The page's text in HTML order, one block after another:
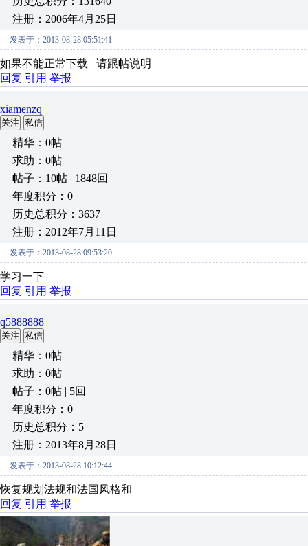
注册：2006年4月25日
发表于：2013-08-28 05:51:41
如果不能正常下载 请跟帖说明
回复 引用 举报
xiamenzq
关注 私信
精华：0帖
求助：0帖
帖子：10帖 | 1848回
年度积分：0
历史总积分：3637
注册：2012年7月11日
发表于：2013-08-28 09:53:20
学习一下
回复 引用 举报
q5888888
关注 私信
精华：0帖
求助：0帖
帖子：0帖 | 5回
年度积分：0
历史总积分：5
注册：2013年8月28日
发表于：2013-08-28 10:12:44
恢复规划法规和法国风格和
回复 引用 举报